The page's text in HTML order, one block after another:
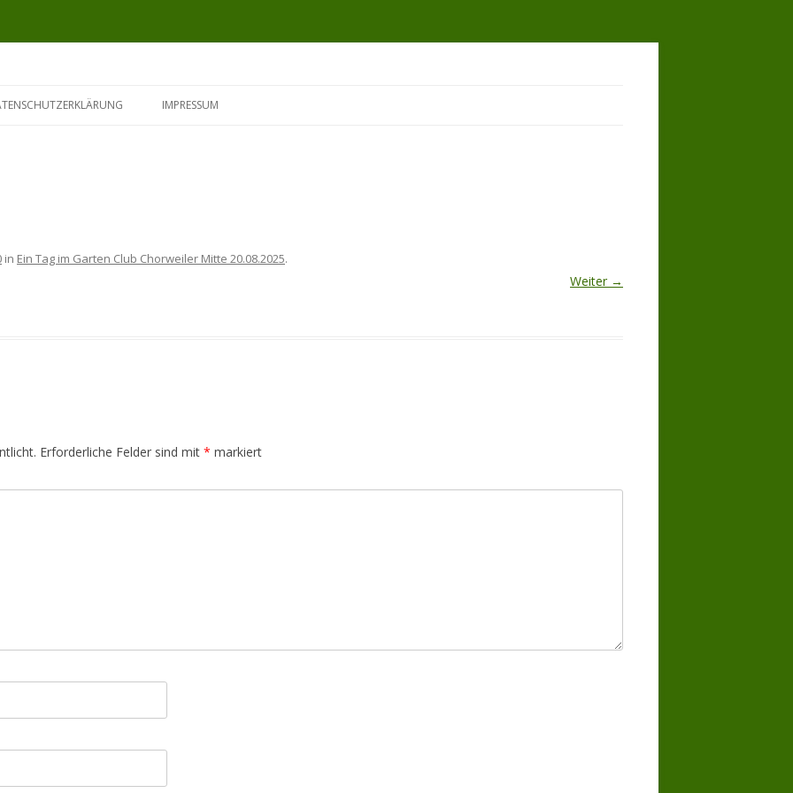
IMPRESSUM
in Ein Tag im Garten Club Chorweiler Mitte 20.08.2025.
Weiter →
Erforderliche Felder sind mit * markiert